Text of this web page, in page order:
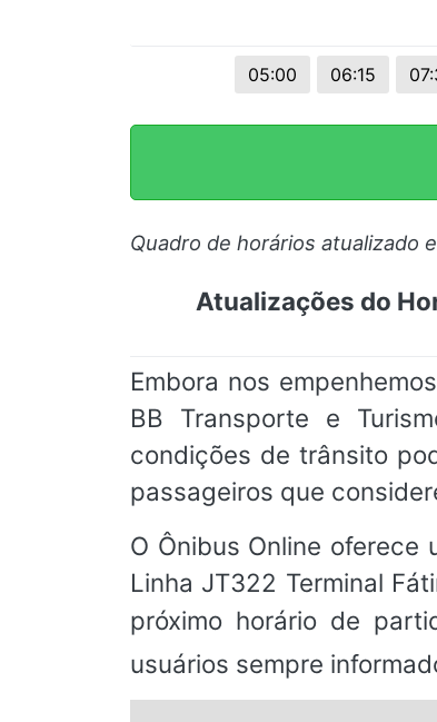
05:00 06:15
Quadro de horários atualizado
Atualizações do
Embora nos
BB Transporte e
condições de trânsito
passageiros que
O Ônibus Online
Linha JT322 Terminal
próximo horário de
usuários sempre